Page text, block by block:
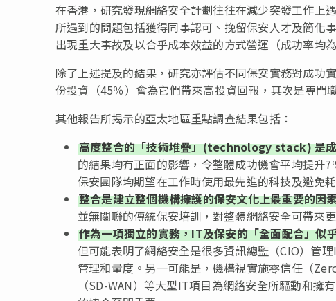
在香港，研究發現網絡安全計劃往往在減少突發工作上
所遇到的問題包括獲得同事認可、挽留保安人才及簡化
出現重大事故及以合乎成本效益的方式營運（成功率均
除了上述提及的結果，研究亦評估不同保安實務對成功
份投資（45％）會為它們帶來高投資回報，其次是專門
其他報告所揭示的亞太地區重點調查結果包括：
高度整合的「技術堆疊」(technology stack) 是
的結果均有正面的影響，令整體成功機會平均提升
保安團隊均期望在工作時使用最先進的科技及避免
整合是建立整個機構擁護的保安文化上最重要的因
並無關聯的傳統保安培訓，對整體網絡安全可帶來
作為一項獨立的實務，IT及保安的「全面配合」似
但可能表明了網絡安全是很多資訊總監（CIO）管
管理和量度。另一可能是，機構視實施零信任（
（SD-WAN）等大型IT項目為網絡安全所驅動和